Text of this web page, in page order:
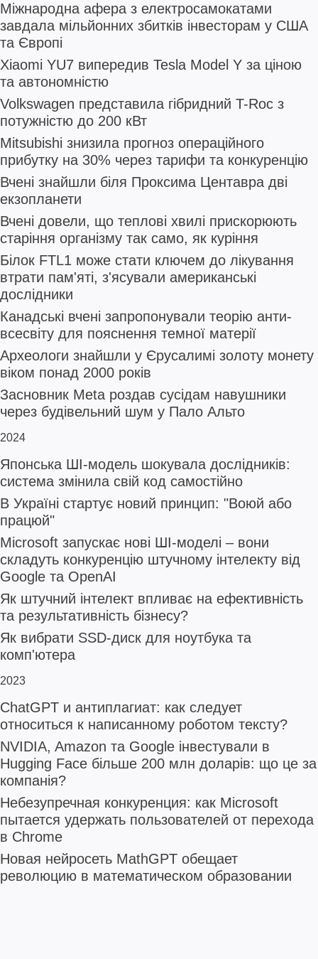
Міжнародна афера з електросамокатами
завдала мільйонних збитків інвесторам у США
та Європі
Xiaomi YU7 випередив Tesla Model Y за ціною
та автономністю
Volkswagen представила гібридний T-Roc з
потужністю до 200 кВт
Mitsubishi знизила прогноз операційного
прибутку на 30% через тарифи та конкуренцію
Вчені знайшли біля Проксима Центавра дві
екзопланети
Вчені довели, що теплові хвилі прискорюють
старіння організму так само, як куріння
Білок FTL1 може стати ключем до лікування
втрати пам'яті, з'ясували американські
дослідники
Канадські вчені запропонували теорію анти-
всесвіту для пояснення темної матерії
Археологи знайшли у Єрусалимі золоту монету
віком понад 2000 років
Засновник Meta роздав сусідам навушники
через будівельний шум у Пало Альто
2024
Японська ШІ-модель шокувала дослідників:
система змінила свій код самостійно
В Україні стартує новий принцип: "Воюй або
працюй"
Microsoft запускає нові ШІ-моделі – вони
складуть конкуренцію штучному інтелекту від
Google та OpenAI
Як штучний інтелект впливає на ефективність
та результативність бізнесу?
Як вибрати SSD-диск для ноутбука та
комп'ютера
2023
ChatGPT и антиплагиат: как следует
относиться к написанному роботом тексту?
NVIDIA, Amazon та Google інвестували в
Hugging Face більше 200 млн доларів: що це за
компанія?
Небезупречная конкуренция: как Microsoft
пытается удержать пользователей от перехода
в Chrome
Новая нейросеть MathGPT обещает
революцию в математическом образовании